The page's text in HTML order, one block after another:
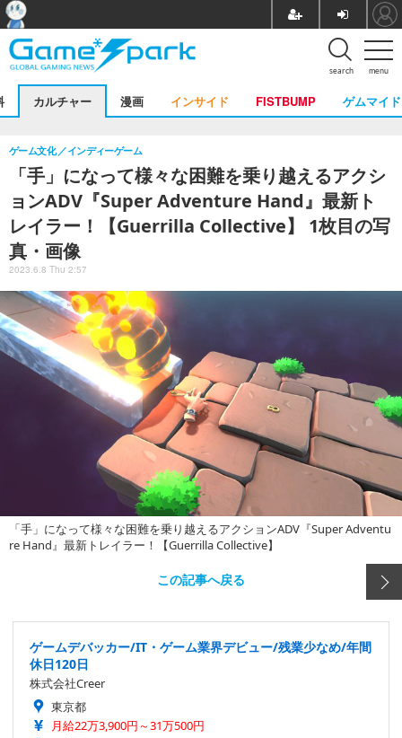
menu
search
カルチャー 漫画 インサイド FISTBUMP ゲムマイド
「手」になって様々な困難を乗り越えるアクシ
ョンADV『Super Adventure Hand』最新ト
レイラー！【Guerrilla Collective】 1枚目の写
真・画像
ゲーム文化 インディーゲーム
2023.6.8 Thu 2:57
「手」になって様々な困難を乗り越えるアクションADV『Super Adventu
re Hand』最新トレイラー！【Guerrilla Collective】
この記事へ戻る
ゲームデバッカー/IT・ゲーム業界デビュー/残業少なめ/年間
休日120日
株式会社Creer
東京都
月給22万3,900円～31万500円